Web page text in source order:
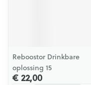
Reboostor Drinkbare
oplossing 15
€ 22,00